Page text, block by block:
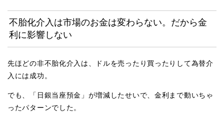
不胎化介入は市場のお金は変わらない。だから金
利に影響しない
先ほどの非不胎化介入は、ドルを売ったり買ったりして為替介
入には成功。
でも、「日銀当座預金」が増減したせいで、金利まで動いちゃ
ったパターンでした。